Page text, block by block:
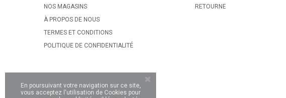
NOS MAGASINS
À PROPOS DE NOUS
TERMES ET CONDITIONS
POLITIQUE DE CONFIDENTIALITÉ
RETOURNE
En poursuivant votre navigation sur ce site,
vous acceptez l'utilisation de Cookies pour